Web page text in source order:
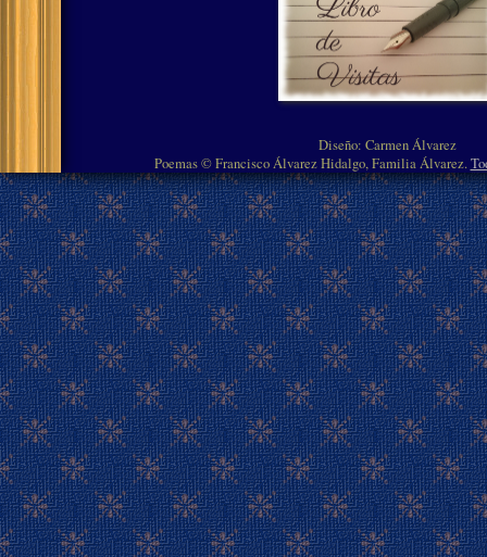
Diseño: Carmen Álvarez
Poemas © Francisco Álvarez Hidalgo, Familia Álvarez.